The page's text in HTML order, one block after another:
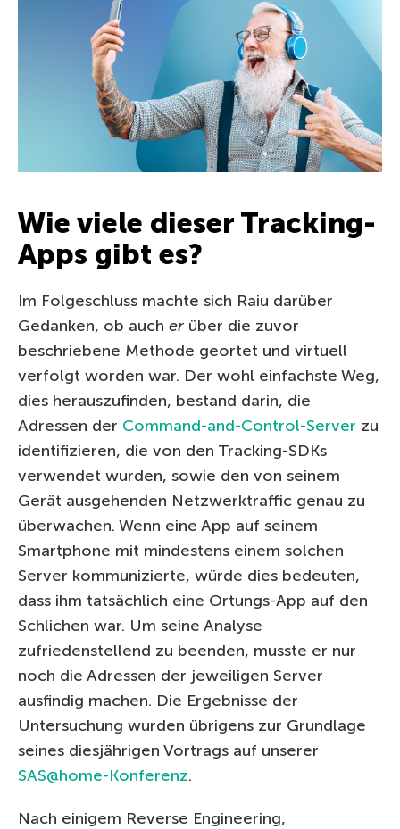
Wie viele dieser Tracking-
Apps gibt es?
Im Folgeschluss machte sich Raiu darüber
Gedanken, ob auch er über die zuvor
beschriebene Methode geortet und virtuell
verfolgt worden war. Der wohl einfachste Weg,
dies herauszufinden, bestand darin, die
Adressen der Command-and-Control-Server zu
identifizieren, die von den Tracking-SDKs
verwendet wurden, sowie den von seinem
Gerät ausgehenden Netzwerktraffic genau zu
überwachen. Wenn eine App auf seinem
Smartphone mit mindestens einem solchen
Server kommunizierte, würde dies bedeuten,
dass ihm tatsächlich eine Ortungs-App auf den
Schlichen war. Um seine Analyse
zufriedenstellend zu beenden, musste er nur
noch die Adressen der jeweiligen Server
ausfindig machen. Die Ergebnisse der
Untersuchung wurden übrigens zur Grundlage
seines diesjährigen Vortrags auf unserer
SAS@home-Konferenz.
Nach einigem Reverse Engineering,